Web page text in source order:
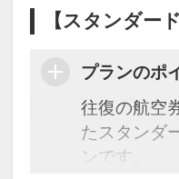
■滞在中の
数分ご用意
（現地払い
ティッシュ
ますのでフ
さい。
【スタンダー
プランのポ
往復の航空
たスタンダ
ンです。